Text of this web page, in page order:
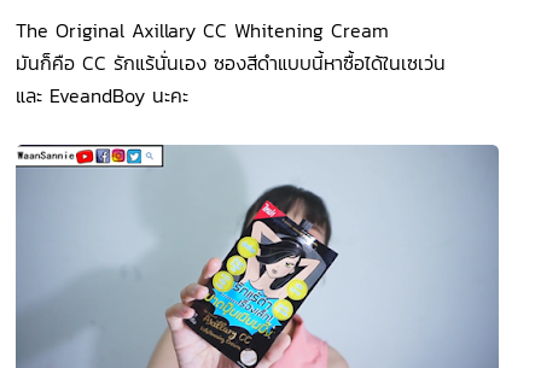
The Original Axillary CC Whitening Cream
มันก็คือ CC รักแร้นั่นเอง ซองสีดำแบบนี้หาซื้อได้ในเซเว่น
และ EveandBoy นะคะ